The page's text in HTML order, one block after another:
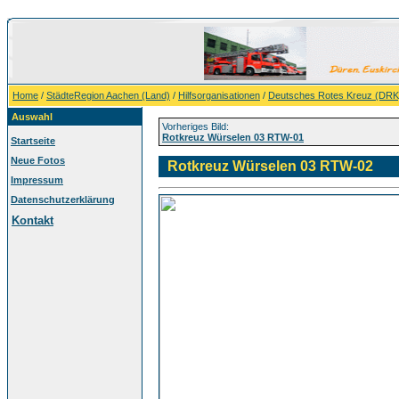
Home / StädteRegion Aachen (Land) / Hilfsorganisationen / Deutsches Rotes Kreuz
Auswahl
Startseite
Neue Fotos
Impressum
Datenschutzerklärung
Kontakt
Vorheriges Bild:
Rotkreuz Würselen 03 RTW-01
Rotkreuz Würselen 03 RTW-02